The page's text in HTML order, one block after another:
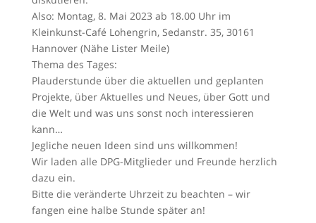
Also: Montag, 8. Mai 2023 ab 18.00 Uhr im
Kleinkunst-Café Lohengrin, Sedanstr. 35, 30161
Hannover (Nähe Lister Meile)
Thema des Tages:
Plauderstunde über die aktuellen und geplanten
Projekte, über Aktuelles und Neues, über Gott und
die Welt und was uns sonst noch interessieren
kann…
Jegliche neuen Ideen sind uns willkommen!
Wir laden alle DPG-Mitglieder und Freunde herzlich
dazu ein.
Bitte die veränderte Uhrzeit zu beachten – wir
fangen eine halbe Stunde später an!